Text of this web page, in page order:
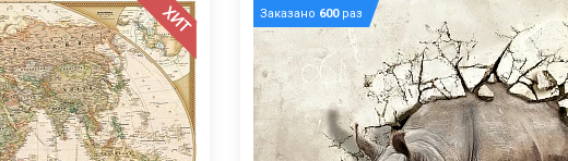
ХИТ Заказано 600раз